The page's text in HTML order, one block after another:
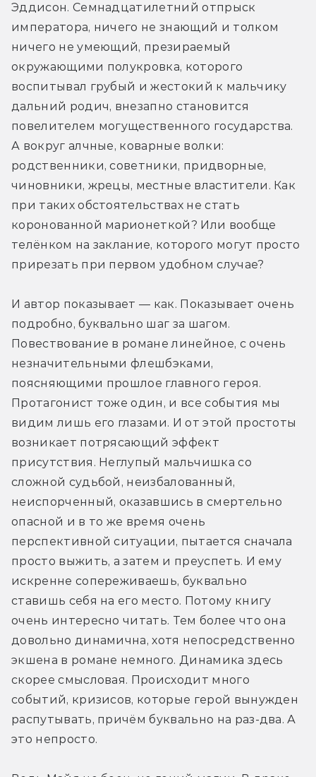
Эддисон. Семнадцатилетний отпрыск
императора, ничего не знающий и толком
ничего не умеющий, презираемый
окружающими полукровка, которого
воспитывал грубый и жестокий к мальчику
дальний родич, внезапно становится
повелителем могущественного государства.
А вокруг алчные, коварные волки:
родственники, советники, придворные,
чиновники, жрецы, местные властители. Как
при таких обстоятельствах не стать
коронованной марионеткой? Или вообще
телёнком на заклание, которого могут просто
прирезать при первом удобном случае?
И автор показывает — как. Показывает очень
подробно, буквально шаг за шагом.
Повествование в романе линейное, с очень
незначительными флешбэками,
поясняющими прошлое главного героя.
Протагонист тоже один, и все события мы
видим лишь его глазами. И от этой простоты
возникает потрясающий эффект
присутствия. Неглупый мальчишка со
сложной судьбой, неизбалованный,
неиспорченный, оказавшись в смертельно
опасной и в то же время очень
перспективной ситуации, пытается сначала
просто выжить, а затем и преуспеть. И ему
искренне сопереживаешь, буквально
ставишь себя на его место. Потому книгу
очень интересно читать. Тем более что она
довольно динамична, хотя непосредственно
экшена в романе немного. Динамика здесь
скорее смысловая. Происходит много
событий, кризисов, которые герой вынужден
распутывать, причём буквально на раз-два. А
это непросто.